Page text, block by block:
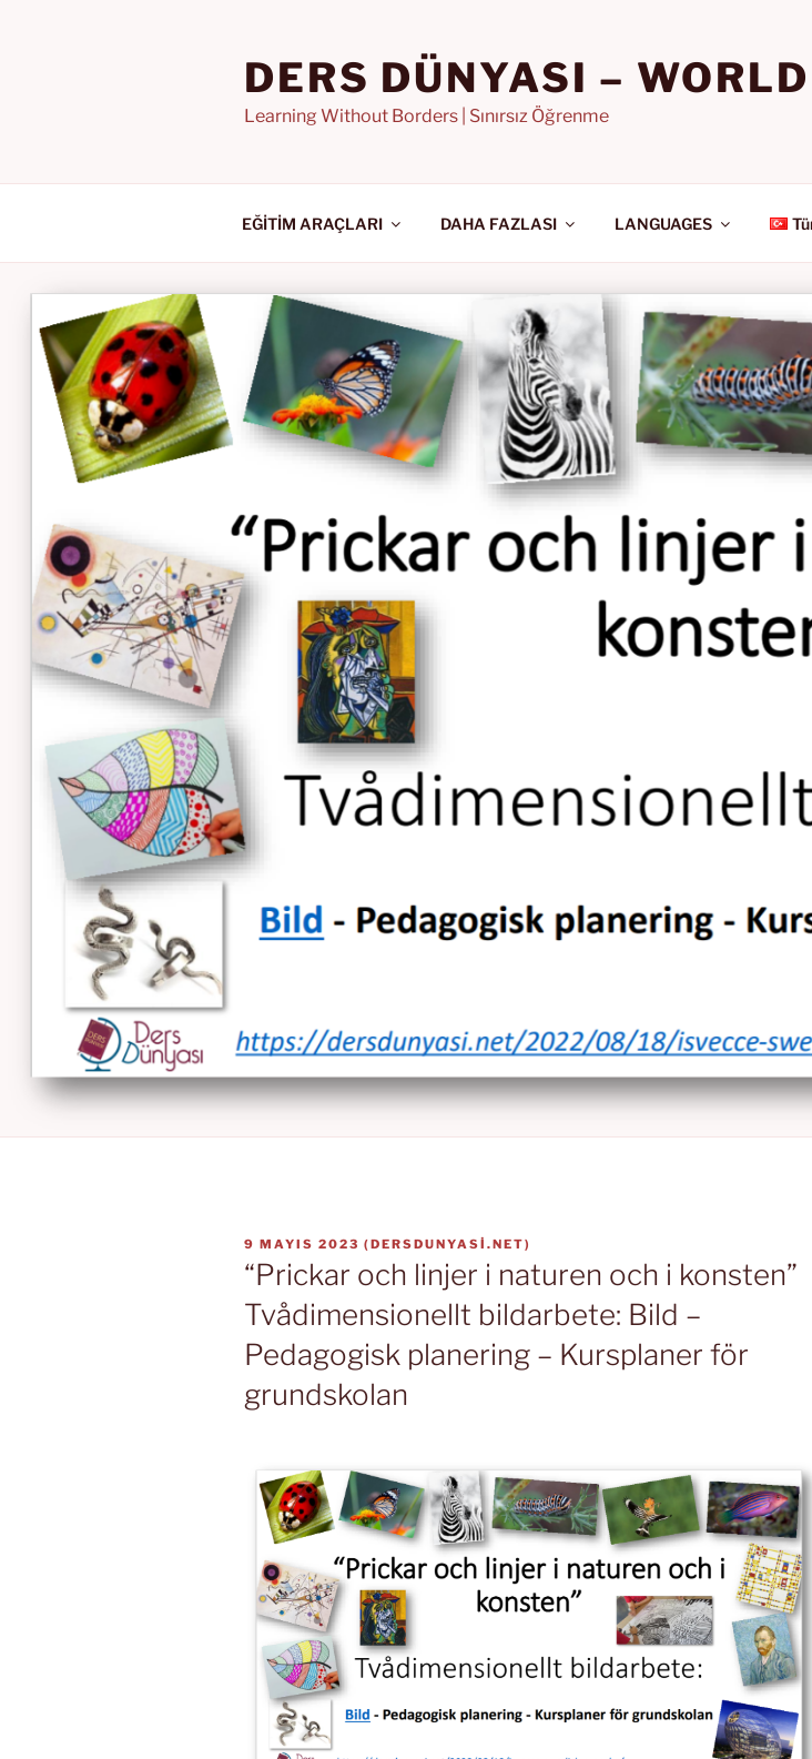
DERS DÜNYASI –
Learning Without Borders | Sınırsız Öğrenme
EĞİTİM ARAÇLARI DAHA FAZLASI LANGUAGES
YAYIM
TARIHI
9 MAYIS 2023 (DERSDUNYASI.NET)
“Prickar och linjer i naturen och i konsten”
Tvådimensionellt bildarbete: Bild –
Pedagogisk planering – Kursplaner för
grundskolan